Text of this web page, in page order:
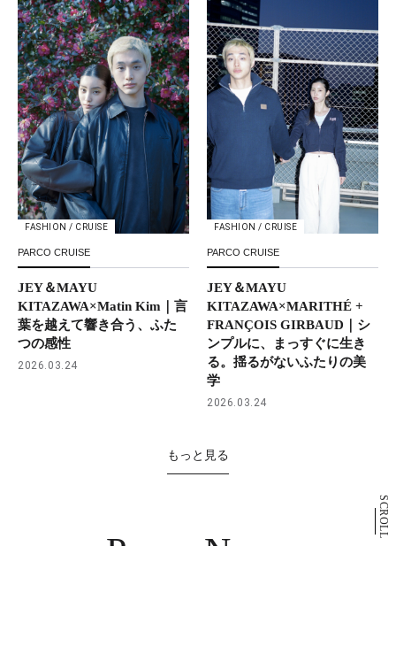
SCROLL
FASHION / CRUISE
PARCO CRUISE
JEY＆MAYU
KITAZAWA×Matin Kim｜言
葉を越えて響き合う、ふた
つの感性
2026.03.24
FASHION / CRUISE
PARCO CRUISE
JEY＆MAYU
KITAZAWA×MARITHÉ +
FRANÇOIS GIRBAUD｜シ
ンプルに、まっすぐに生き
る。揺るがないふたりの美
学
2026.03.24
もっと見る
Parco News